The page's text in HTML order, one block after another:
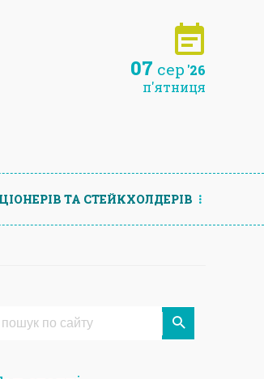
07 сер '26
п'ятниця
ТА СТЕЙКХОЛДЕРIВ